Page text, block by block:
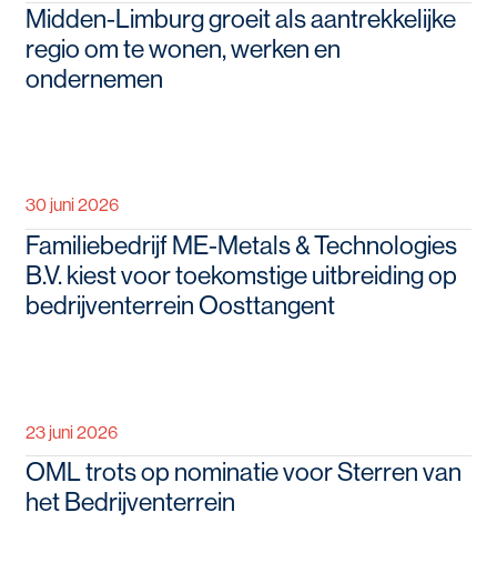
Midden-Limburg groeit als aantrekkelijke
regio om te wonen, werken en
ondernemen
30 juni 2026
Familiebedrijf ME-Metals & Technologies
B.V. kiest voor toekomstige uitbreiding op
bedrijventerrein Oosttangent
23 juni 2026
OML trots op nominatie voor Sterren van
het Bedrijventerrein